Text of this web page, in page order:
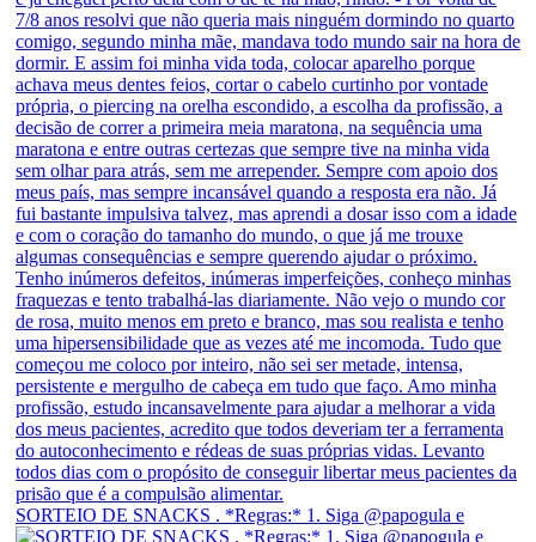
SORTEIO DE SNACKS . *Regras:* 1. Siga @papogula e